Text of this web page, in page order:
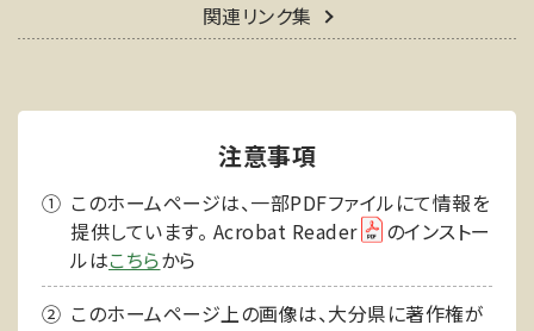
関連リンク集
注意事項
このホームページは、一部PDFファイルにて情報を
提供しています。 Acrobat Reader
のインストー
ルはこちらから
このホームページ上の画像は、大分県に著作権が